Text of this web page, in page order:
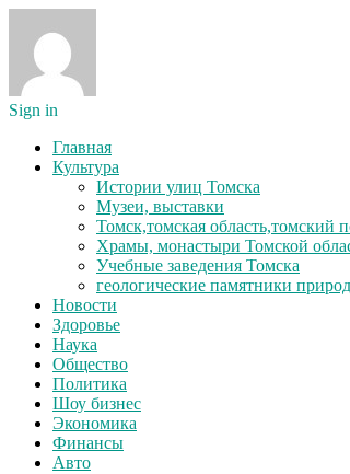
Sign in
Главная
Культура
Истории улиц Томска
Музеи, выставки
Томск,томская область,томский
Храмы, монастыри Томской
Учебные заведения Томска
геологические памятники
Новости
Здоровье
Наука
Общество
Политика
Шоу бизнес
Экономика
Финансы
Авто